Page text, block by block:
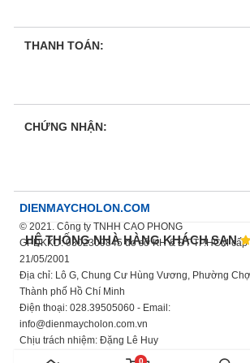
HỆ THỐNG NHÀ HÀNG KHÁCH SẠN
THANH TOÁN:
CHỨNG NHẬN:
DIENMAYCHOLON.COM
© 2021. Công ty TNHH CAO PHONG
GPDKKD: 0302309845 do sở KH & ĐT TP.HCM cấp
21/05/2001
Địa chỉ: Lô G, Chung Cư Hùng Vương, Phường Chợ
Thành phố Hồ Chí Minh
Điện thoại: 028.39505060 - Email:
info@dienmaycholon.com.vn
Chịu trách nhiệm: Đặng Lê Huy
Xem thêm chính sách bảo mật thông tin